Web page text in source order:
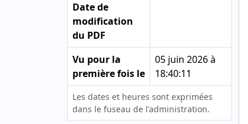
Date de
modification
du PDF
Vu pour la
première fois le
05 juin 2026 à
18:40:11
Les dates et heures sont exprimées
dans le fuseau de l'administration.